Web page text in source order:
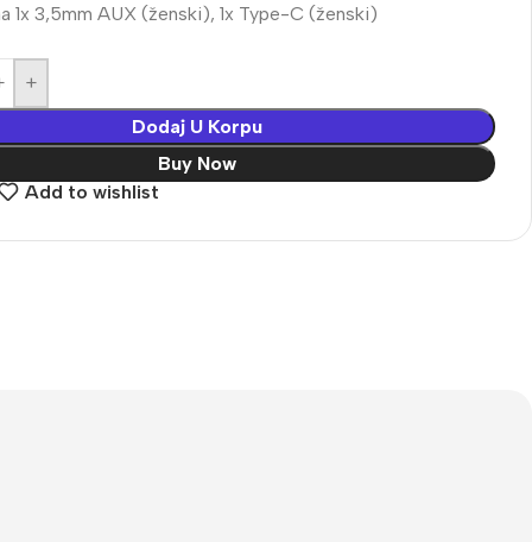
1x 3,5mm AUX (ženski), 1x Type-C (ženski)
+
Dodaj U Korpu
Buy Now
Add to wishlist